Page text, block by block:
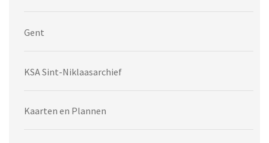
Gent
KSA Sint-Niklaasarchief
Kaarten en Plannen